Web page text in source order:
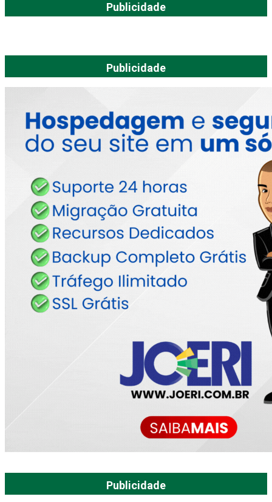
Publicidade
Publicidade
Publicidade